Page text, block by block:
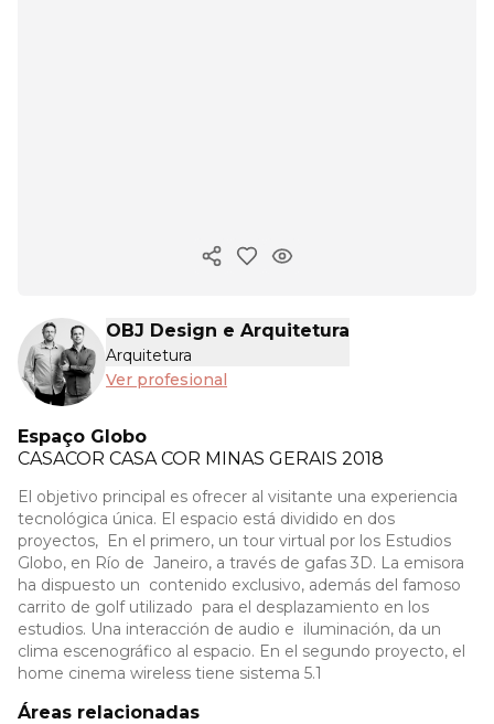
Copiar enlace
OBJ Design e Arquitetura
Arquitetura
Ver profesional
Espaço Globo
CASACOR CASA COR MINAS GERAIS 2018
El objetivo principal es ofrecer al visitante una experiencia
tecnológica única. El espacio está dividido en dos
proyectos, En el primero, un tour virtual por los Estudios
Globo, en Río de Janeiro, a través de gafas 3D. La emisora
ha dispuesto un contenido exclusivo, además del famoso
carrito de golf utilizado para el desplazamiento en los
estudios. Una interacción de audio e iluminación, da un
clima escenográfico al espacio. En el segundo proyecto, el
home cinema wireless tiene sistema 5.1
Áreas relacionadas